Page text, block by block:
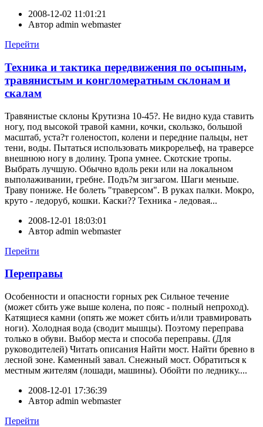
2008-12-02 11:01:21
Автор admin webmaster
Перейти
Техника и тактика передвижения по осыпным,
травянистым и конгломератным склонам и
скалам
Травянистые склоны Крутизна 10-45?. Не видно куда ставить
ногу, под высокой травой камни, кочки, скользко, большой
масштаб, уста?т голеностоп, колени и передние пальцы, нет
тени, воды. Пытаться использовать микрорельеф, на траверсе
внешнюю ногу в долину. Тропа умнее. Скотские тропы.
Выбрать лучшую. Обычно вдоль реки или на локальном
выполаживании, гребне. Подъ?м зигзагом. Шаги меньше.
Траву пониже. Не болеть "траверсом". В руках палки. Мокро,
круто - ледоруб, кошки. Каски?? Техника - ледовая...
2008-12-01 18:03:01
Автор admin webmaster
Перейти
Переправы
Особенности и опасности горных рек Сильное течение
(может сбить уже выше колена, по пояс - полный непроход).
Катящиеся камни (опять же может сбить и/или травмировать
ноги). Холодная вода (сводит мышцы). Поэтому переправа
только в обуви. Выбор места и способа переправы. (Для
руководителей) Читать описания Найти мост. Найти бревно в
лесной зоне. Каменный завал. Снежный мост. Обратиться к
местным жителям (лошади, машины). Обойти по леднику....
2008-12-01 17:36:39
Автор admin webmaster
Перейти